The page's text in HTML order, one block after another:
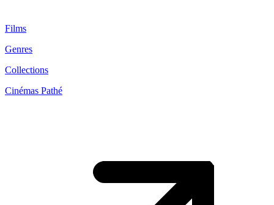
Films
Genres
Collections
Cinémas Pathé